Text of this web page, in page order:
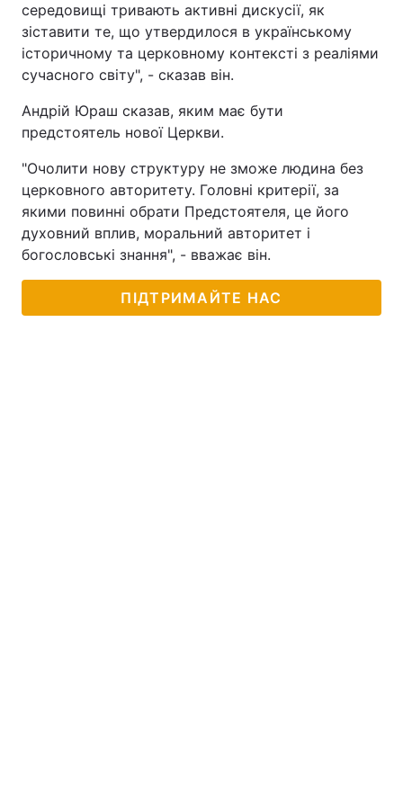
Тема оформлення
середовищі тривають активні дискусії, як
зіставити те, що утвердилося в українському
історичному та церковному контексті з реаліями
сучасного світу", - сказав він.
Андрій Юраш сказав, яким має бути
предстоятель нової Церкви.
"Очолити нову структуру не зможе людина без
церковного авторитету. Головні критерії, за
якими повинні обрати Предстоятеля, це його
духовний вплив, моральний авторитет і
богословські знання", - вважає він.
ПІДТРИМАЙТЕ НАС